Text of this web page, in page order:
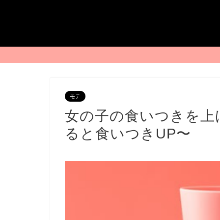
モテ
女の子の食いつきを
ると食いつきUP〜